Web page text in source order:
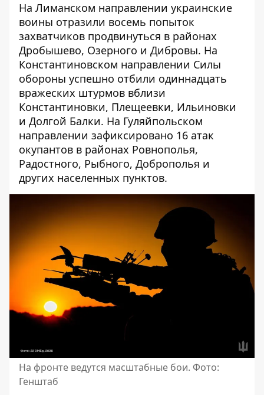
На Лиманском направлении украинские
воины отразили восемь попыток
захватчиков продвинуться в районах
Дробышево, Озерного и Дибровы. На
Константиновском направлении Силы
обороны успешно отбили одиннадцать
вражеских штурмов вблизи
Константиновки, Плещеевки, Ильиновки
и Долгой Балки. На Гуляйпольском
направлении зафиксировано 16 атак
окупантов в районах Ровнополья,
Радостного, Рыбного, Доброполья и
других населенных пунктов.
На фронте ведутся масштабные бои. Фото:
Генштаб